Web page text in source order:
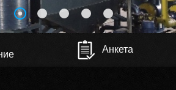
типа "КВАРК-500"
Газогенератор Углас-800
Газогенератор МГГ-1-500
Мини НПЗ
кислых гудронов
Переработка и
печатных плат
Переработка и
Анкета